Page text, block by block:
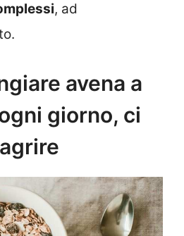
, ad
avena a
giorno, ci